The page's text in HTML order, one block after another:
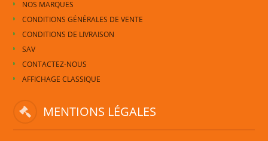
NOS MARQUES
CONDITIONS GÉNÉRALES DE VENTE
CONDITIONS DE LIVRAISON
SAV
CONTACTEZ-NOUS
AFFICHAGE CLASSIQUE
MENTIONS LÉGALES